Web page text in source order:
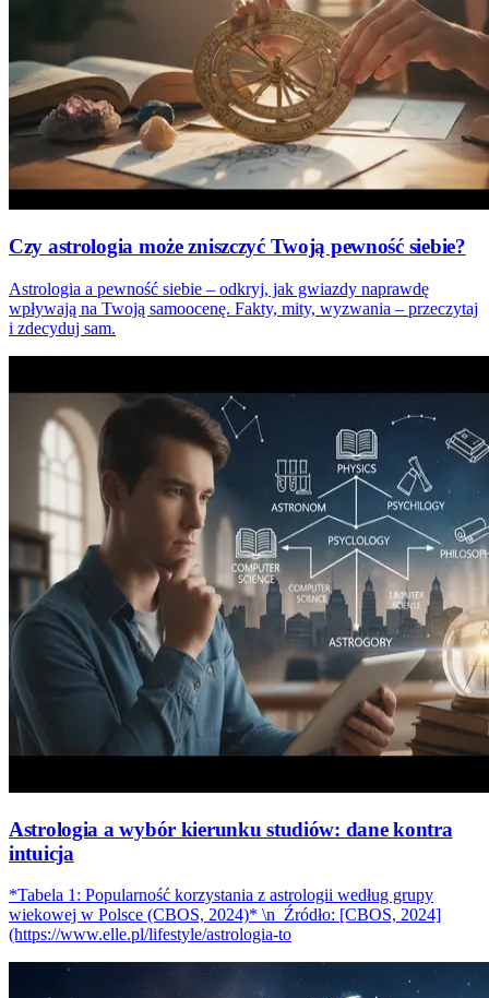
Czy astrologia może zniszczyć Twoją pewność siebie?
Astrologia a pewność siebie – odkryj, jak gwiazdy naprawdę
wpływają na Twoją samoocenę. Fakty, mity, wyzwania – przeczytaj
i zdecyduj sam.
Astrologia a wybór kierunku studiów: dane kontra
intuicja
*Tabela 1: Popularność korzystania z astrologii według grupy
wiekowej w Polsce (CBOS, 2024)* \n_Źródło: [CBOS, 2024]
(https://www.elle.pl/lifestyle/astrologia-to